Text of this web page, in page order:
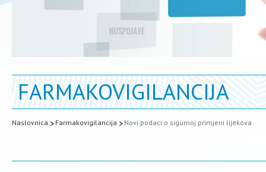
FARMAKOVIGILANCIJA
Naslovnica Farmakovigilancija Novi podaci o sigurnoj primjeni lijekova